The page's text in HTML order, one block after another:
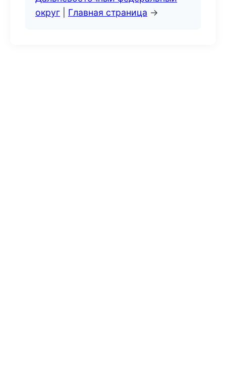
округ
Главная страница →